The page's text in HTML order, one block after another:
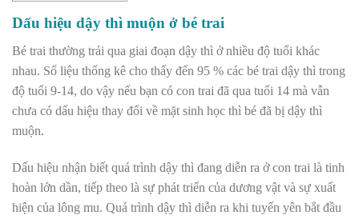
Dấu hiệu dậy thì muộn ở bé trai
Bé trai thường trải qua giai đoạn dậy thì ở nhiều độ tuổi khác
nhau. Số liệu thống kê cho thấy đến 95 % các bé trai dậy thì trong
độ tuổi 9-14, do vậy nếu bạn có con trai đã qua tuổi 14 mà vẫn
chưa có dấu hiệu thay đổi về mặt sinh học thì bé đã bị dậy thì
muộn.
Dấu hiệu nhận biết quá trình dậy thì đang diễn ra ở con trai là tinh
hoàn lớn dần, tiếp theo là sự phát triển của dương vật và sự xuất
hiện của lông mu. Quá trình dậy thì diễn ra khi tuyến yên bắt đầu